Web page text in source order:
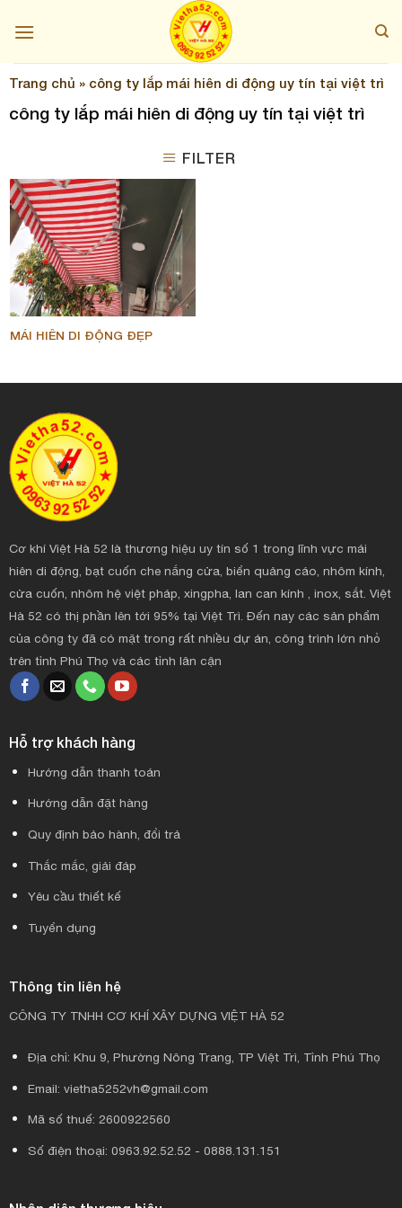
Trang chủ » công ty lắp mái hiên di động uy tín tại việt trì
công ty lắp mái hiên di động uy tín tại việt trì
FILTER
MÁI HIÊN DI ĐỘNG ĐẸP
Cơ khí Việt Hà 52 là thương hiệu uy tín số 1 trong lĩnh vực mái
hiên di động, bạt cuốn che nắng cửa, biển quảng cáo, nhôm kính,
cửa cuốn, nhôm hệ việt pháp, xingpha, lan can kính , inox, sắt. Việt
Hà 52 có thị phần lên tới 95% tại Việt Trì. Đến nay các sản phẩm
của công ty đã có mặt trong rất nhiều dự án, công trình lớn nhỏ
trên tỉnh Phú Thọ và các tỉnh lân cận
Hỗ trợ khách hàng
Hướng dẫn thanh toán
Hướng dẫn đặt hàng
Quy định bảo hành, đổi trả
Thắc mắc, giải đáp
Yêu cầu thiết kế
Tuyển dụng
Thông tin liên hệ
CÔNG TY TNHH CƠ KHÍ XÂY DỰNG VIỆT HÀ 52
Địa chỉ: Khu 9, Phường Nông Trang, TP Việt Trì, Tỉnh Phú Thọ
Email: vietha5252vh@gmail.com
Mã số thuế: 2600922560
Số điện thoại: 0963.92.52.52 - 0888.131.151